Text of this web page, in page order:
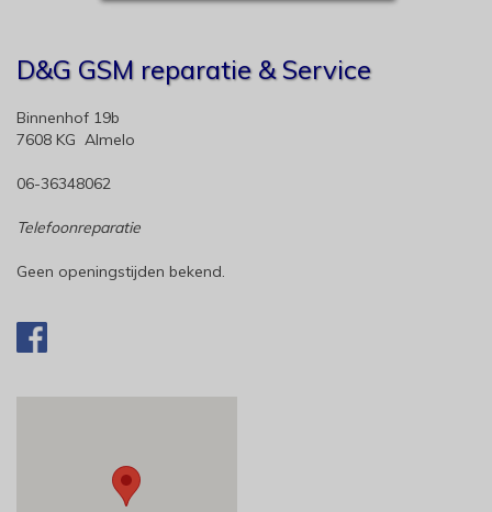
D&G GSM reparatie & Service
Binnenhof 19b
7608 KG Almelo
06-36348062
Telefoonreparatie
Geen openingstijden bekend.